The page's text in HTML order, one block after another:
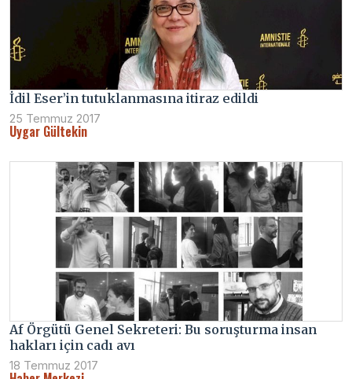
İdil Eser’in tutuklanmasına itiraz edildi
25 Temmuz 2017
Uygar Gültekin
Af Örgütü Genel Sekreteri: Bu soruşturma insan
hakları için cadı avı
18 Temmuz 2017